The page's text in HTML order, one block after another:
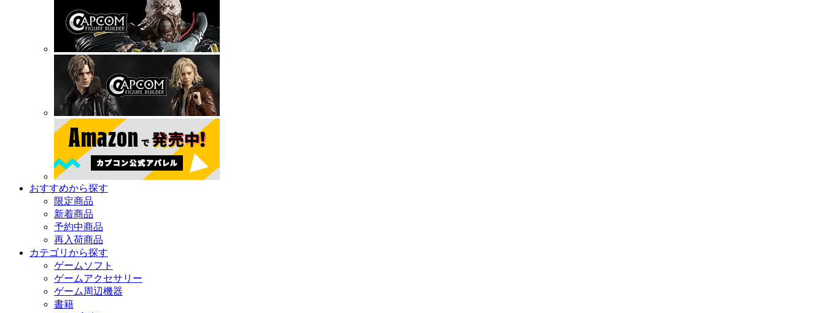
おすすめから探す
限定商品
新着商品
予約中商品
再入荷商品
カテゴリから探す
ゲームソフト
ゲームアクセサリー
ゲーム周辺機器
書籍